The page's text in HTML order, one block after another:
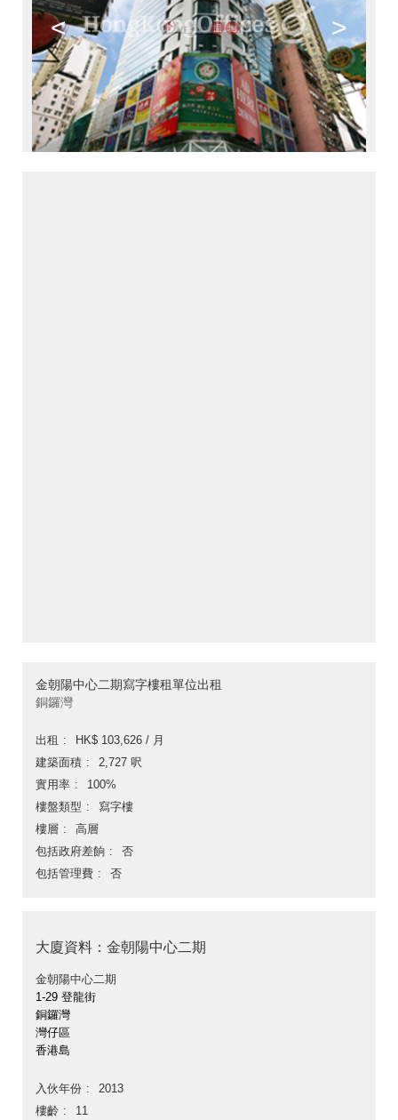
< >
金朝陽中心二期寫字樓租單位出租
銅鑼灣
出租
HK$ 103,626 / 月
建築面積
2,727 呎
實用率
100%
樓盤類型
寫字樓
樓層
高層
包括政府差餉
否
包括管理費
否
大廈資料：金朝陽中心二期
金朝陽中心二期
1-29 登龍街
銅鑼灣
灣仔區
香港島
入伙年份
2013
樓齡
11